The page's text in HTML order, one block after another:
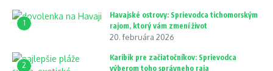
1
Havajské ostrovy: Sprievodca tichomorským
rajom, ktorý vám zmení život
20. februára 2026
2
Karibik pre začiatočníkov: Sprievodca
výberom toho správneho raja